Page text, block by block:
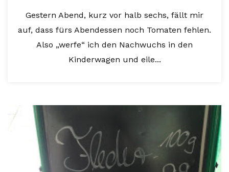
Gestern Abend, kurz vor halb sechs, fällt mir
auf, dass fürs Abendessen noch Tomaten fehlen.
Also „werfe“ ich den Nachwuchs in den
Kinderwagen und eile...